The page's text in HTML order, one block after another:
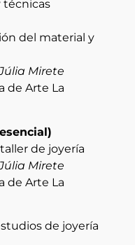
técnicas
del material y
Mirete
de Arte La
de joyería
Mirete
de Arte La
de joyería